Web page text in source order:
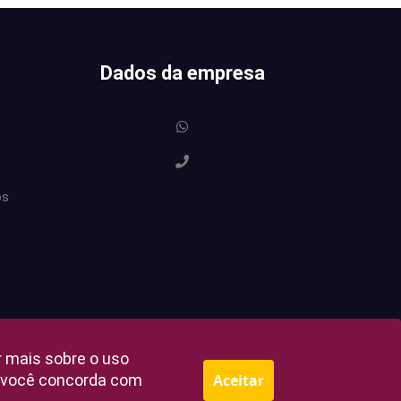
sobre o uso
concorda com
Aceitar
Dados da empresa